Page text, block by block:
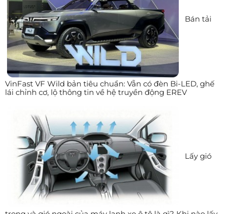
Bán tải
VinFast VF Wild bản tiêu chuẩn: Vẫn có đèn Bi-LED, ghế
lái chỉnh cơ, lộ thông tin về hệ truyền động EREV
Lấy gió